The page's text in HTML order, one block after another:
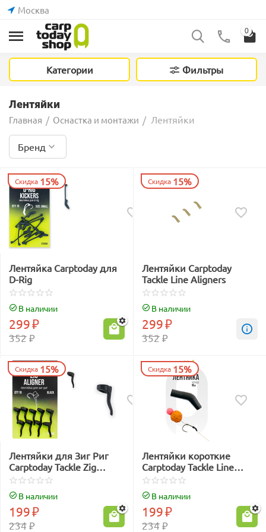
Москва
0
Категории Фильтры
Лентяйки
Главная / Оснастка и монтажи / Лентяйки
Бренд
Скидка 15%
Лентяйка Carptoday для
D-Rig
В наличии
352₽
299₽
Скидка 15%
Лентяйки Carptoday
Tackle Line Aligners
В наличии
352₽
299₽
Скидка 15%
Лентяйки для Зиг Риг
Carptoday Tackle Zig
Aligners
В наличии
234₽
199₽
Скидка 15%
Лентяйки короткие
Carptoday Tackle Line
Aligner Short
В наличии
234₽
199₽